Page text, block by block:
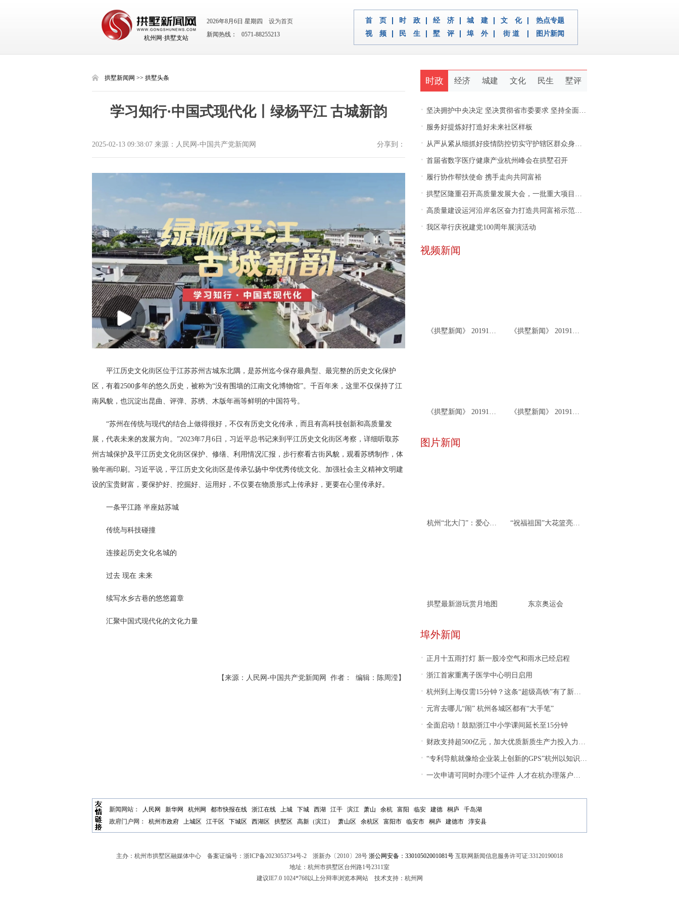
杭州网·拱墅支站
2026年8月6日 星期四
设为首页
新闻热线： 0571-88255213
首 页 时 政 经 济 城 建 文 化
热点专题
视 频
民 生 墅 评 埠 外 街 道 图片新闻
拱墅新闻网 >> 拱墅头条
学习知行·中国式现代化丨绿杨平江 古城新韵
2025-02-13 09:38:07 来源：人民网-中国共产党新闻网 分享到：
平江历史文化街区位于江苏苏州古城东北隅，是苏州迄今保存最典型、最完整的历史文化保护
区，有着2500多年的悠久历史，被称为“没有围墙的江南文化博物馆”。千百年来，这里不仅保持了江
南风貌，也沉淀出昆曲、评弹、苏绣、木版年画等鲜明的中国符号。
“苏州在传统与现代的结合上做得很好，不仅有历史文化传承，而且有高科技创新和高质量发
展，代表未来的发展方向。”2023年7月6日，习近平总书记来到平江历史文化街区考察，详细听取苏
州古城保护及平江历史文化街区保护、修缮、利用情况汇报，步行察看古街风貌，观看苏绣制作，体
验年画印刷。习近平说，平江历史文化街区是传承弘扬中华优秀传统文化、加强社会主义精神文明建
设的宝贵财富，要保护好、挖掘好、运用好，不仅要在物质形式上传承好，更要在心里传承好。
一条平江路 半座姑苏城
传统与科技碰撞
连接起历史文化名城的
过去 现在 未来
续写水乡古巷的悠悠篇章
汇聚中国式现代化的文化力量
【来源：人民网-中国共产党新闻网 作者： 编辑：陈周滢】
时政 经济 城建 文化 民生 墅评
· 坚决拥护中央决定 坚决贯彻省市委要求 坚持全面从严治党推动新拱墅经济社会又好又快发展
· 服务好提炼好打造好未来社区样板
· 从严从紧从细抓好疫情防控切实守护辖区群众身体健康
· 首届省数字医疗健康产业杭州峰会在拱墅召开
· 履行协作帮扶使命 携手走向共同富裕
· 拱墅区隆重召开高质量发展大会，一批重大项目开工签约
· 高质量建设运河沿岸名区奋力打造共同富裕示范区拱墅样本
· 我区举行庆祝建党100周年展演活动
视频新闻
《拱墅新闻》 20191126 《拱墅新闻》 20191122
《拱墅新闻》 20191119 《拱墅新闻》 20191115
图片新闻
杭州“北大门”：爱心接力 携手同行 “祝福祖国”大花篮亮相天安门广场
拱墅最新游玩赏月地图 东京奥运会
埠外新闻
· 正月十五雨打灯 新一股冷空气和雨水已经启程
· 浙江首家重离子医学中心明日启用
· 杭州到上海仅需15分钟？这条“超级高铁”有了新动向
· 元宵去哪儿“闹” 杭州各城区都有“大手笔”
· 全面启动！鼓励浙江中小学课间延长至15分钟
· 财政支持超500亿元，加大优质新质生产力投入力度 杭州迭代升级“8+4”经济政策
· “专利导航就像给企业装上创新的GPS”杭州以知识产权“先手棋”布局未来产业
· 一次申请可同时办理5个证件 人才在杭办理落户、居住更便利了
新闻网站： 人民网 新华网 杭州网 都市快报在线 浙江在线 上城 下城 西湖 江干 滨江 萧山 余杭 富阳 临安 建德 桐庐
千岛湖
政府门户网：
杭州市政府 上城区 江干区 下城区 西湖区 拱墅区 高新（滨江） 萧山区 余杭区 富阳市 临安市 桐庐 建德市 淳安县
主办：杭州市拱墅区融媒体中心 备案证编号： 浙ICP备2023053734号-2 浙新办〔2010〕28号 浙公网安备：33010502001081号 互联网新闻信息服务许可证:33120190018
地址：杭州市拱墅区台州路1号2311室
建议IE7.0 1024*768以上分辩率浏览本网站 技术支持：杭州网